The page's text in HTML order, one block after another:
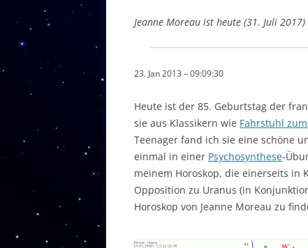
Jeanne Moreau ist heute (31. Juli
23. Jan 2013 – 09:09:30
Heute ist der 85. Geburtstag der
sie aus Klassikern wie Fahrstuhl
Teenager fand ich sie eine schöne
einmal in einer Psychosynthese-
meinem Horoskop, die einerseits
Opposition zu Uranus (in
Horoskop von Jeanne Moreau zu